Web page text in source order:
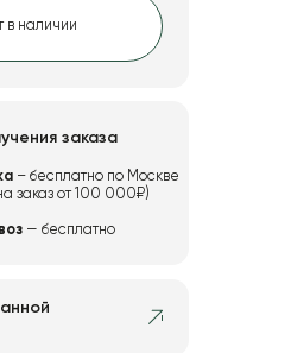
в наличии
заказа
– бесплатно по Москве
заказ от 100 000₽)
— бесплатно